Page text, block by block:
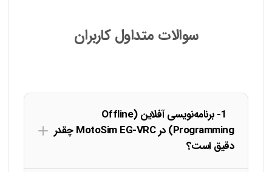
سوالات متداول کاربران
1- برنامه‌نویسی آفلاین (Offline
Programming) در MotoSim EG-VRC چقدر
دقیق است؟